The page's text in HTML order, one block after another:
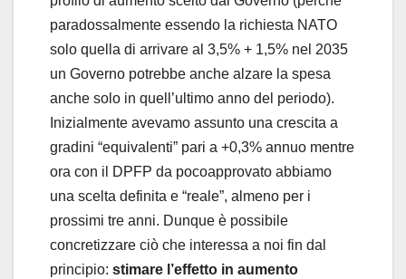
paradossalmente essendo la richiesta NATO
solo quella di arrivare al 3,5% + 1,5% nel 2035
un Governo potrebbe anche alzare la spesa
anche solo in quell’ultimo anno del periodo).
Inizialmente avevamo assunto una crescita a
gradini “equivalenti” pari a +0,3% annuo mentre
ora con il DPFP da pocoapprovato abbiamo
una scelta definita e “reale”, almeno per i
prossimi tre anni. Dunque è possibile
concretizzare ciò che interessa a noi fin dal
principio: stimare l’effetto in aumento